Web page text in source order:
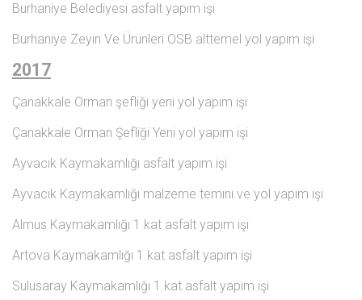
Burhaniye Belediyesi asfalt yapım işi
Burhaniye Zeyin Ve Ürünleri OSB alttemel yol yapım işi
2017
Çanakkale Orman şefliği yeni yol yapım işi
Çanakkale Orman Şefliği Yeni yol yapım işi
Ayvacık Kaymakamlığı asfalt yapım işi
Ayvacık Kaymakamlığı malzeme temını ve yol yapım işi
Almus Kaymakamlığı 1.kat asfalt yapım işi
Artova Kaymakamlığı 1.kat asfalt yapım işi
Sulusaray Kaymakamlığı 1.kat asfalt yapım işi